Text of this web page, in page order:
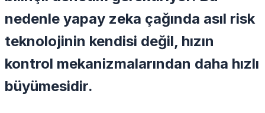
nedenle yapay zeka çağında asıl risk
teknolojinin kendisi değil, hızın
kontrol mekanizmalarından daha hızlı
büyümesidir.